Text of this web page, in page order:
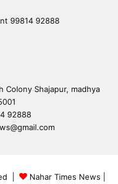
99814 92888
Colony Shajapur, madhya
92888
| Nahar Times News